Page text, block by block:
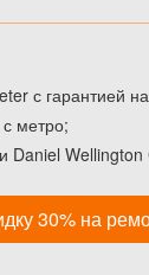
с гарантией
метро;
Daniel
30% на